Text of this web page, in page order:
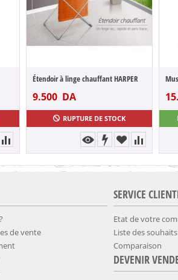
Étendoir à linge chauffant HARPER
9.500 DA
RUPTURE DE STOCK
de vente
SERVICE
Etat de votre
Liste des souhaits
Comparaison
DEVENIR